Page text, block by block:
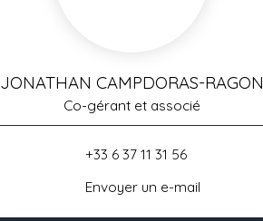
JONATHAN CAMPDORAS-RAGON
Co-gérant et associé
+33 6 37 11 31 56
Envoyer un e-mail